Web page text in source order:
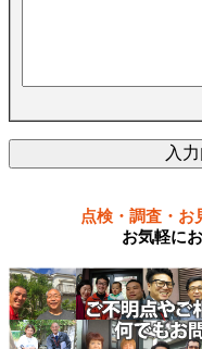
点検・調査・お
お気軽に